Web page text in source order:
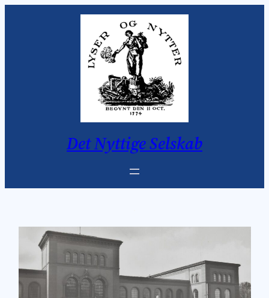
Det Nyttige Selskab